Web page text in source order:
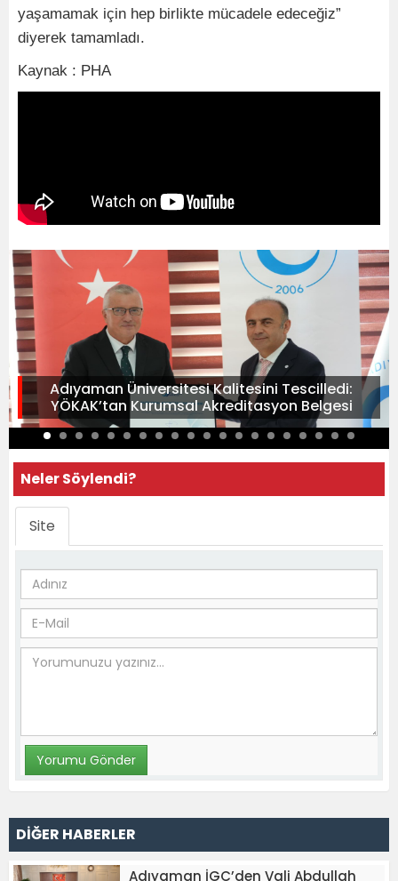
yaşamamak için hep birlikte mücadele edeceğiz”
diyerek tamamladı.
Kaynak : PHA
Adıyaman Üniversitesi Kalitesini Tescilledi:
YÖKAK’tan Kurumsal Akreditasyon Belgesi
Neler Söylendi?
Site
DİĞER HABERLER
Adıyaman İGC’den Vali Abdullah